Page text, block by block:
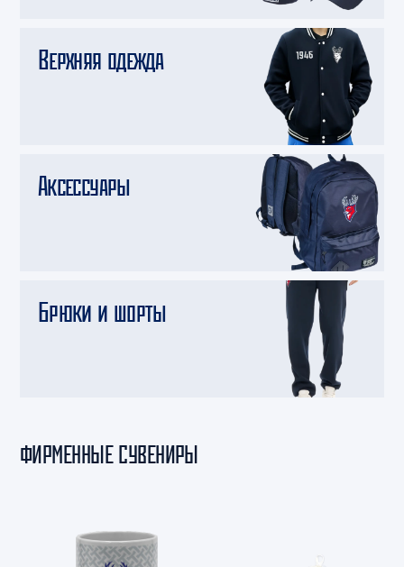
Верхняя одежда
Аксессуары
Брюки и шорты
ФИРМЕННЫЕ СУВЕНИРЫ